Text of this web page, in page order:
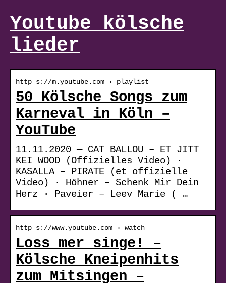
Youtube kölsche
lieder
http s://m.youtube.com › playlist
50 Kölsche Songs zum
Karneval in Köln –
YouTube
11.11.2020 — CAT BALLOU – ET JITT
KEI WOOD (Offizielles Video) ·
KASALLA – PIRATE (et offizielle
Video) · Höhner – Schenk Mir Dein
Herz · Paveier – Leev Marie ( …
http s://www.youtube.com › watch
Loss mer singe! –
Kölsche Kneipenhits
zum Mitsingen –